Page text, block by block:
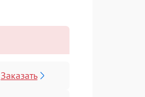
Заказать